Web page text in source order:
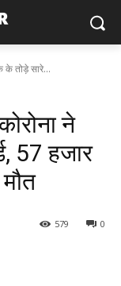
के तोड़े सारे...
ने
57 हजार
0
579